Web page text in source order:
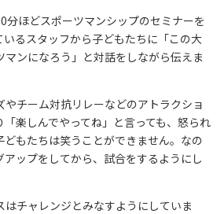
分ほどスポーツマンシップのセミナーを
るスタッフから子どもたちに「この大
マンになろう」と対話をしながら伝えま
チーム対抗リレーなどのアトラクショ
楽しんでやってね」と言っても、怒られ
どもたちは笑うことができません。なの
ップをしてから、試合をするようにし
チャレンジとみなすようにしていま